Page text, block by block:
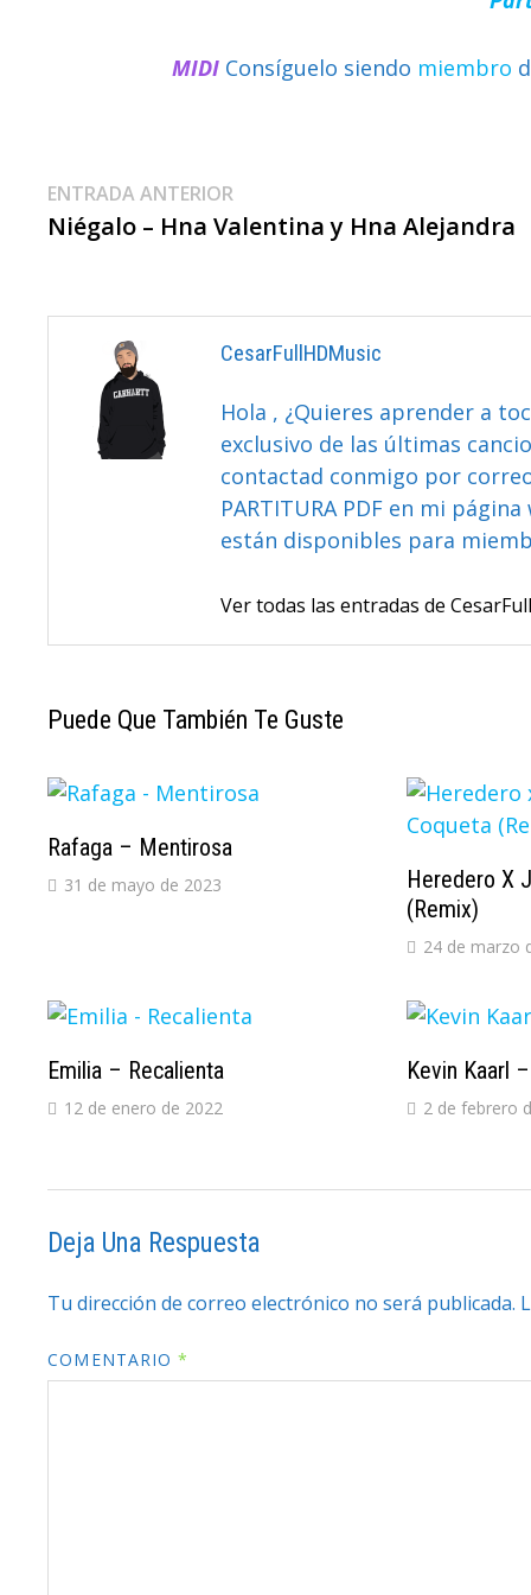
MIDI Consíguelo siendo miembro
Navegación
De
ENTRADA ANTERIOR
anterior:
Niégalo – Hna Valentina y Hna Alejandra
CesarFullHDMusic
Hola , ¿Quieres aprender a
exclusivo de las últimas
contactad conmigo por
PARTITURA PDF en mi
están disponibles para
Ver todas las entradas de
Puede Que También Te Guste
Rafaga – Mentirosa
31 de mayo de 2023
Heredero X
(Remix)
24 de marzo
Emilia – Recalienta
12 de enero de 2022
Kevin Kaarl
2 de febrero
Deja Una Respuesta
Tu dirección de correo electrónico no será publicada.
COMENTARIO*